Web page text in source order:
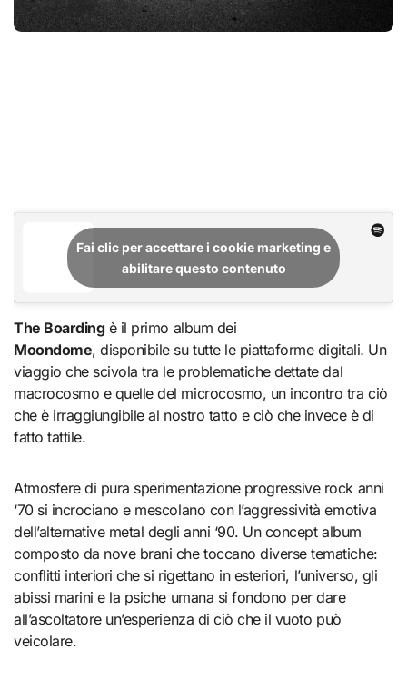
Fai clic per accettare i cookie marketing e
abilitare questo contenuto
The Boarding è il primo album dei
Moondome, disponibile su tutte le piattaforme digitali. Un
viaggio che scivola tra le problematiche dettate dal
macrocosmo e quelle del microcosmo, un incontro tra ciò
che è irraggiungibile al nostro tatto e ciò che invece è di
fatto tattile.
Atmosfere di pura sperimentazione progressive rock anni
‘70 si incrociano e mescolano con l’aggressività emotiva
dell’alternative metal degli anni ‘90. Un concept album
composto da nove brani che toccano diverse tematiche:
conflitti interiori che si rigettano in esteriori, l’universo, gli
abissi marini e la psiche umana si fondono per dare
all’ascoltatore un’esperienza di ciò che il vuoto può
veicolare.